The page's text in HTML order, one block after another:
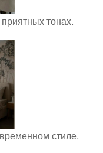
тонах.
стиле.